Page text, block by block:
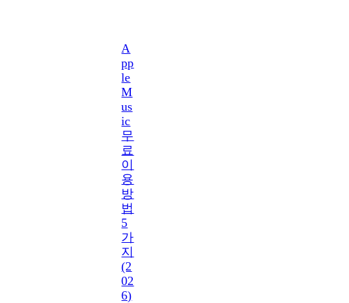
A
pp
le
M
us
ic
무
료
이
용
방
법
5
가
지
(2
02
6)